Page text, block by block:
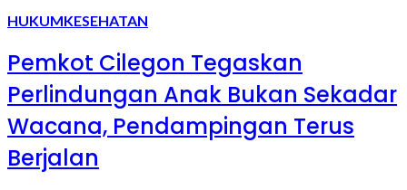
HUKUMKESEHATAN
Pemkot Cilegon Tegaskan
Perlindungan Anak Bukan Sekadar
Wacana, Pendampingan Terus
Berjalan